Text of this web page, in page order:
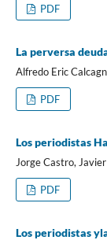
PDF
La perversa
Alfredo Eric
PDF
Los periodistas
Jorge Castro,
PDF
Los periodistas